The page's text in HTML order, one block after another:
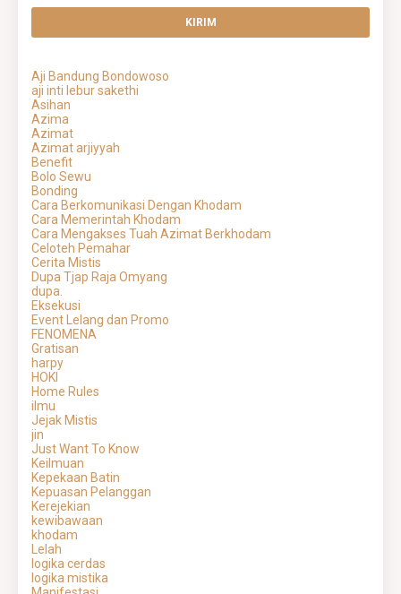
Aji Bandung Bondowoso
aji inti lebur sakethi
Asihan
Azima
Azimat
Azimat arjiyyah
Benefit
Bolo Sewu
Bonding
Cara Berkomunikasi Dengan Khodam
Cara Memerintah Khodam
Cara Mengakses Tuah Azimat Berkhodam
Celoteh Pemahar
Cerita Mistis
Dupa Tjap Raja Omyang
dupa.
Eksekusi
Event Lelang dan Promo
FENOMENA
Gratisan
harpy
HOKI
Home Rules
ilmu
Jejak Mistis
jin
Just Want To Know
Keilmuan
Kepekaan Batin
Kepuasan Pelanggan
Kerejekian
kewibawaan
khodam
Lelah
logika cerdas
logika mistika